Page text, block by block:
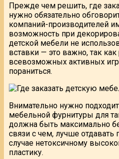
Прежде чем решить, где
нужно обязательно
компаний-производителей
возможность при
детской мебели не
вставки — это важно, так
всевозможных активных
пораниться.
Внимательно нужно
мебельной фурнитуры для
должна быть максимально
связи с чем, лучше
случае нетоксичному
пластику.